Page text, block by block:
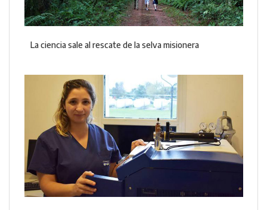
La ciencia sale al rescate de la selva misionera